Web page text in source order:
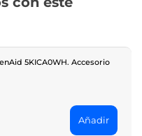
5KICA0WH. Accesorio
Añadir